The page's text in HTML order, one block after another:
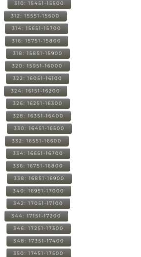
310: 15451-15500
312: 15551-15600
314: 15651-15700
316: 15751-15800
318: 15851-15900
320: 15951-16000
322: 16051-16100
324: 16151-16200
326: 16251-16300
328: 16351-16400
330: 16451-16500
332: 16551-16600
334: 16651-16700
336: 16751-16800
338: 16851-16900
340: 16951-17000
342: 17051-17100
344: 17151-17200
346: 17251-17300
348: 17351-17400
350: 17451-17500